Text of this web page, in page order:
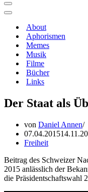
Navigations-
Menü
Navigations-
About
Aphorismen
Memes
Musik
Filme
Bücher
Links
Der Staat als
von Daniel Annen
07.04.2015
Freiheit
Beitrag des Schweizer
2015 anlässlich der
die Präsidentschaftswahl